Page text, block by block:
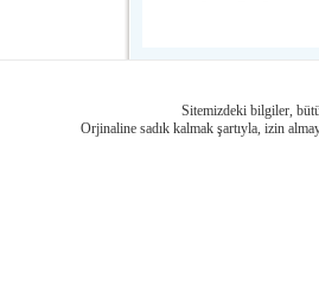
Sitemizdeki bilgiler,
Orjinaline sadık kalmak şartıyla, izin